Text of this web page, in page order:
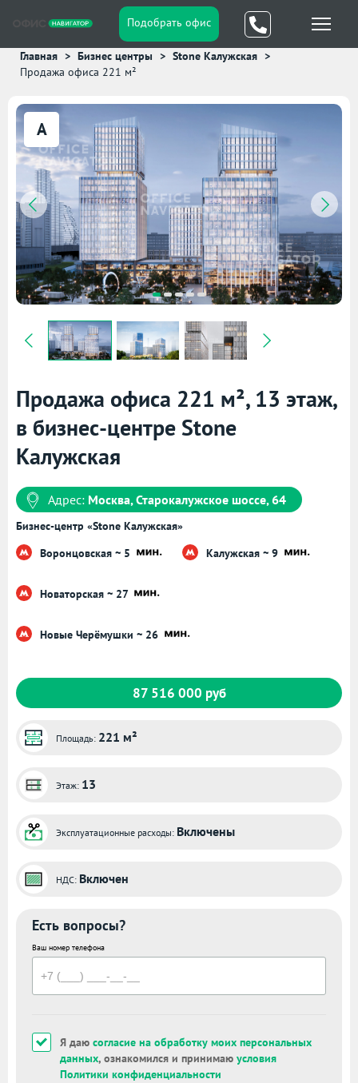
Подобрать офис
Главная Бизнес центры
Stone Калужская
Продажа офиса 221 м²
A
Продажа офиса 221 м², 13 этаж,
в бизнес-центре Stone
Калужская
Адрес: Москва, Старокалужское шоссе, 64
Бизнес-центр «Stone Калужская»
Воронцовская ~ 5
Калужская ~ 9
Новаторская ~ 27
Новые Черёмушки ~ 26
87 516 000 руб
Площадь: 221 м²
Этаж: 13
Эксплуатационные расходы: Включены
НДС: Включен
Есть вопросы?
Ваш номер телефона
Я даю согласие на обработку моих персональных
данных, ознакомился и принимаю условия
Политики конфиденциальности